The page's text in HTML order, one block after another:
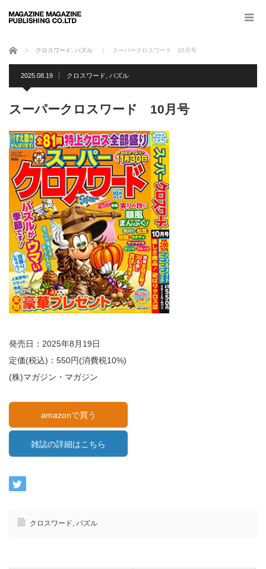
ホーム クロスワード パズル スーパークロスワード 10月号
2025.08.19 クロスワード パズル
スーパークロスワード 10月号
発売日：2025年8月19日
定価(税込)：550円(消費税10%)
(株)マガジン・マガジン
amazonで買う
雑誌の詳細はこちら
クロスワード パズル